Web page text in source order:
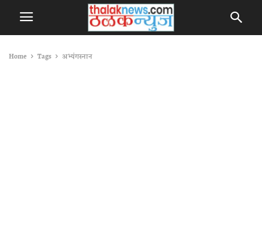
Home Tags अभ्यंगस्नान